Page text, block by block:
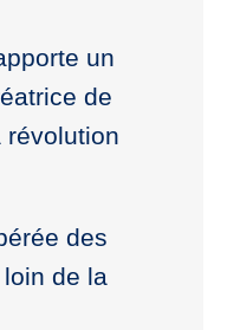
un
de
révolution
des
de la